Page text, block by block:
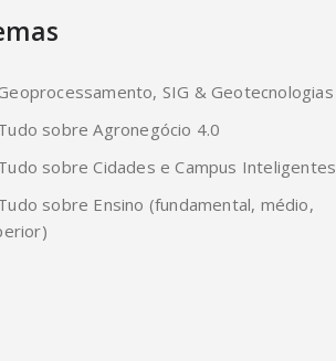
SIG & Geotecnologias
sobre Agronegócio 4.0
sobre Cidades e Campus Inteligentes
sobre Ensino (fundamental, médio,